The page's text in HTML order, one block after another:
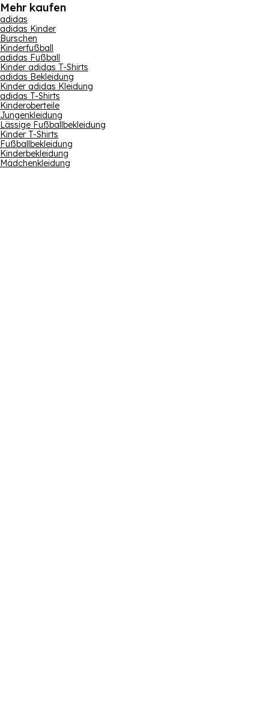
Mehr kaufen
adidas
adidas Kinder
Burschen
Kinderfußball
adidas Fußball
Kinder adidas T-Shirts
adidas Bekleidung
Kinder adidas Kleidung
adidas T-Shirts
Kinderoberteile
Jungenkleidung
Lässige Fußballbekleidung
Kinder T-Shirts
Fußballbekleidung
Kinderbekleidung
Mädchenkleidung